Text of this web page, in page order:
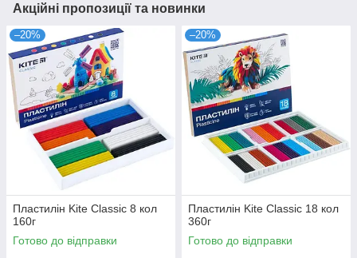
Акційні пропозиції та новинки
–20%
Пластилін Kite Classic 8 кол
160г
Готово до відправки
–20%
Пластилін Kite Classic 18 кол
360г
Готово до відправки